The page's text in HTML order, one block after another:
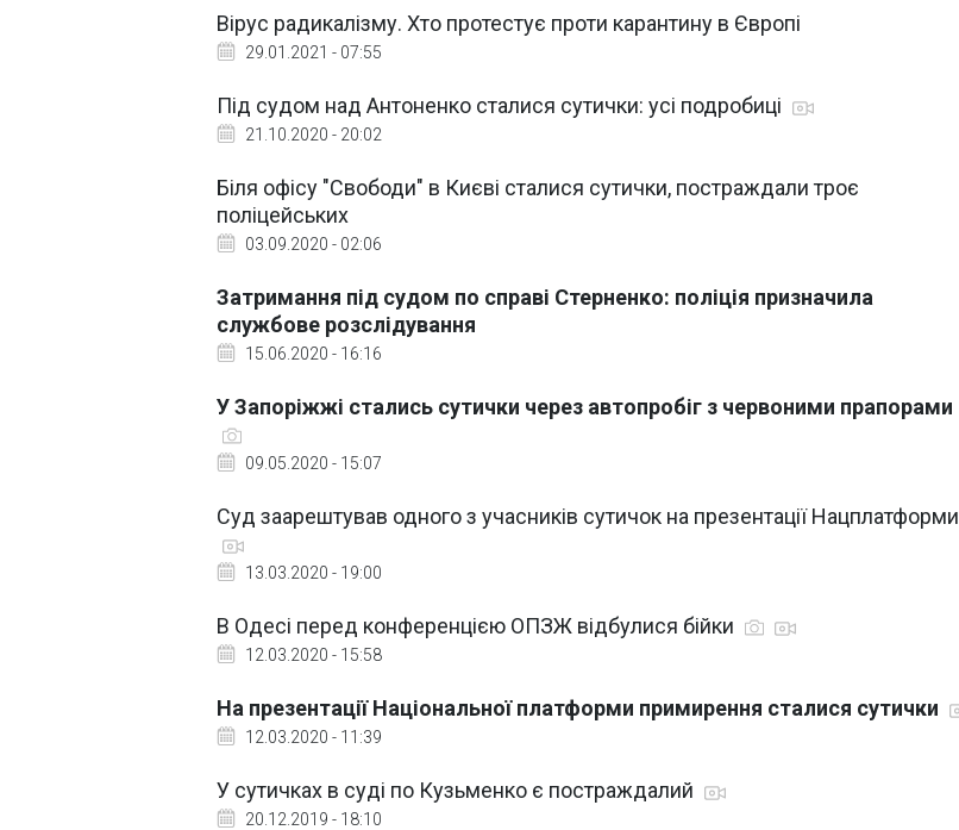
Вірус радикалізму. Хто протестує проти карантину в Європі
29.01.2021 - 07:55
Під судом над Антоненко сталися сутички: усі подробиці
21.10.2020 - 20:02
Біля офісу "Свободи" в Києві сталися сутички, постраждали троє
поліцейських
03.09.2020 - 02:06
Затримання під судом по справі Стерненко: поліція призначила
службове розслідування
15.06.2020 - 16:16
У Запоріжжі стались сутички через автопробіг з червоними прапорами
09.05.2020 - 15:07
Суд заарештував одного з учасників сутичок на презентації Нацплатформи
13.03.2020 - 19:00
В Одесі перед конференцією ОПЗЖ відбулися бійки
12.03.2020 - 15:58
На презентації Національної платформи примирення сталися сутички
12.03.2020 - 11:39
У сутичках в суді по Кузьменко є постраждалий
20.12.2019 - 18:10